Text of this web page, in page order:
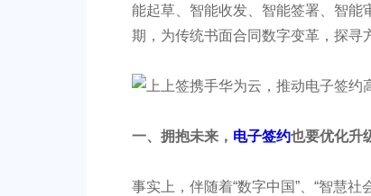
能起草、智能收发、智能签署、智能
期，为传统书面合同数字变革，探寻
一、 拥抱未来， 电子签约也要优化升
事实上，伴随着“数字中国”、“智慧